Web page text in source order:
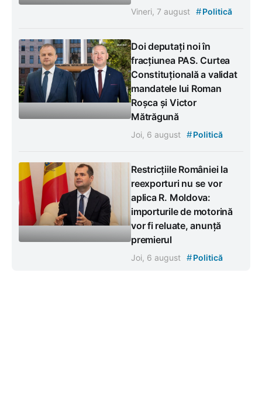
Vineri, 7 august #Politică
Doi deputați noi în
fracțiunea PAS. Curtea
Constituțională a validat
mandatele lui Roman
Roșca și Victor
Mătrăgună
Joi, 6 august #Politică
Restricțiile României la
reexporturi nu se vor
aplica R. Moldova:
importurile de motorină
vor fi reluate, anunță
premierul
Joi, 6 august #Politică